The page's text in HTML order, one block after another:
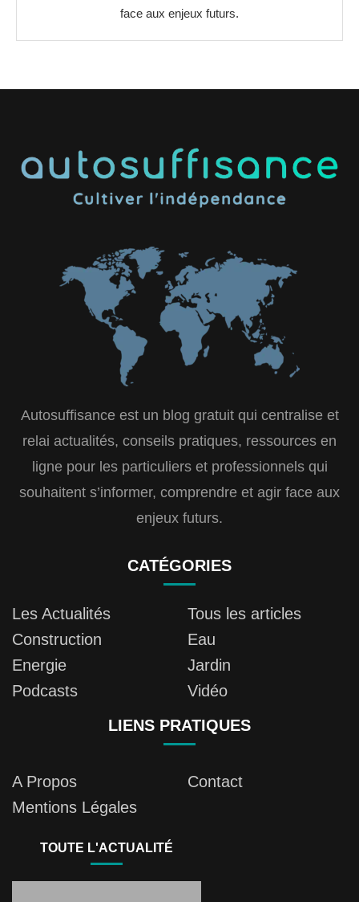
face aux enjeux futurs.
Autosuffisance est un blog gratuit qui centralise et
relai actualités, conseils pratiques, ressources en
ligne pour les particuliers et professionnels qui
souhaitent s’informer, comprendre et agir face aux
enjeux futurs.
CATÉGORIES
Les Actualités
Tous les articles
Construction
Eau
Energie
Jardin
Podcasts
Vidéo
LIENS PRATIQUES
A Propos
Contact
Mentions Légales
TOUTE L'ACTUALITÉ